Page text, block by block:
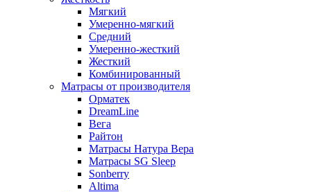
Мягкий
Умеренно-мягкий
Средний
Умеренно-жесткий
Жесткий
Комбинированный
Матрасы от производителя
Орматек
DreamLine
Вега
Райтон
Матрасы Натура Вера
Матрасы SG Sleep
Sonberry
Altima